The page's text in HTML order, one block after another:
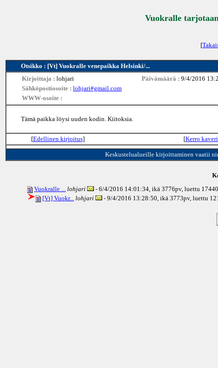
Vuokralle
[
Otsikko : [Vt] Vuokralle venepaikka Helsinki/...
Kirjoittaja : lohjari Päivämäärä : 9/4/2016
Sähköpostiosoite : lohjari#gmail.com
WWW-osoite :
Tämä paikka löysi uuden kodin. Kiitoksia.
[Edellinen kirjoitus] [Kerro
Keskustelualueille kirjoittaminen vaatii
Vuokralle ... lohjari - 6/4/2016 14:01:34, ikä 3776pv, luettu 17440
[Vt] Vuokr... lohjari - 9/4/2016 13:28:50, ikä 3773pv, luettu